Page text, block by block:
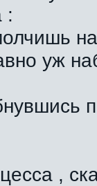
:
уж
,